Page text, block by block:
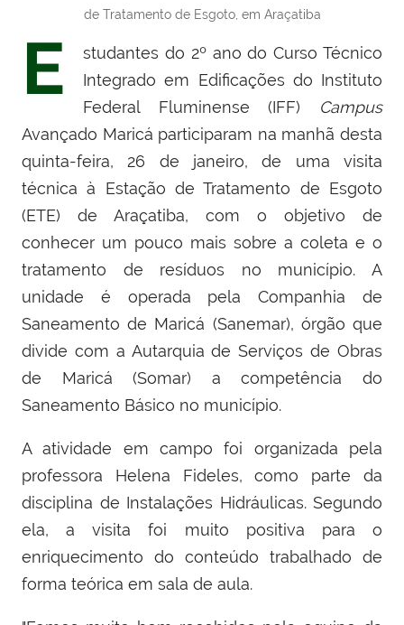
de Tratamento de Esgoto, em Araçatiba
E
studantes do 2º ano do Curso Técnico
Integrado em Edificações do Instituto
Federal Fluminense (IFF) Campus
Avançado Maricá participaram na manhã desta
quinta-feira, 26 de janeiro, de uma visita
técnica à Estação de Tratamento de Esgoto
(ETE) de Araçatiba, com o objetivo de
conhecer um pouco mais sobre a coleta e o
tratamento de resíduos no município. A
unidade é operada pela Companhia de
Saneamento de Maricá (Sanemar), órgão que
divide com a Autarquia de Serviços de Obras
de Maricá (Somar) a competência do
Saneamento Básico no município.
A atividade em campo foi organizada pela
professora Helena Fideles, como parte da
disciplina de Instalações Hidráulicas. Segundo
ela, a visita foi muito positiva para o
enriquecimento do conteúdo trabalhado de
forma teórica em sala de aula.